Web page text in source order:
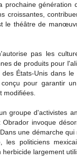
prochaine génération
croissantes,
le théâtre de
pas les
de produits pour
États-Unis dans le
pour garantir
modifiées.
groupe d'activistes
Obrador invoque
une démarche
les politiciens
herbicide largement